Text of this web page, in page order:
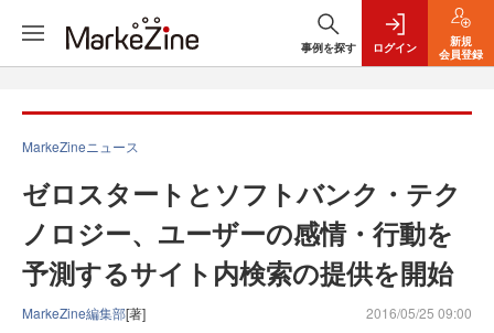
事例を探す ログイン
新規
会員登録
MarkeZineニュース
ゼロスタートとソフトバンク・テク
ノロジー、ユーザーの感情・行動を
予測するサイト内検索の提供を開始
MarkeZine編集部[著] 2016/05/25 09:00